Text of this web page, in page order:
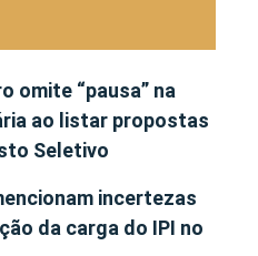
omite “pausa” na
ao listar propostas
Seletivo
incertezas
da carga do IPI no